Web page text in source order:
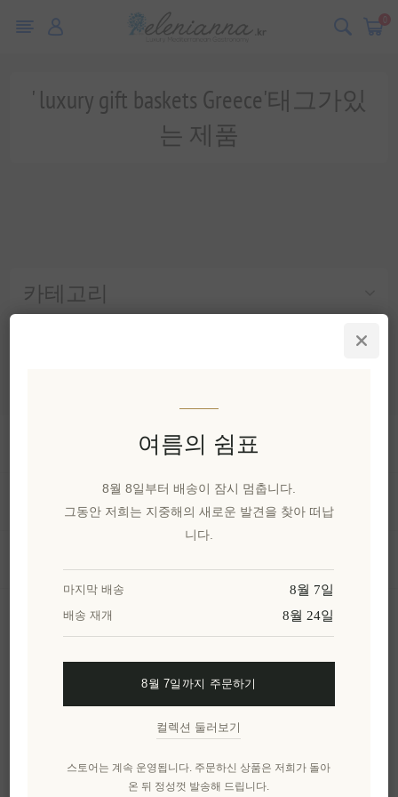
0
카테고리
' luxury gift baskets Greece'태그가있
는 제품
정보
내 계정
여름의 쉼표
8월 8일부터 배송이 잠시 멈춥니다.
그동안 저희는 지중해의 새로운 발견을 찾아 떠납
니다.
마지막 배송 8월 7일
배송 재개 8월 24일
8월 7일까지 주문하기
컬렉션 둘러보기
스토어는 계속 운영됩니다. 주문하신 상품은 저희가 돌아
온 뒤 정성껏 발송해 드립니다.